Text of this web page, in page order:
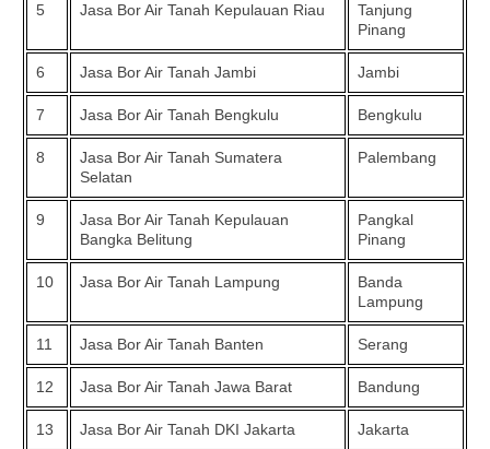
5 Jasa Bor Air Tanah Kepulauan Riau
Tanjung
Pinang
6 Jasa Bor Air Tanah Jambi Jambi
7 Jasa Bor Air Tanah Bengkulu Bengkulu
8
Jasa Bor Air Tanah Sumatera
Selatan
Palembang
9
Jasa Bor Air Tanah Kepulauan
Bangka Belitung
Pangkal
Pinang
10 Jasa Bor Air Tanah Lampung
Banda
Lampung
11 Jasa Bor Air Tanah Banten Serang
12 Jasa Bor Air Tanah Jawa Barat Bandung
13 Jasa Bor Air Tanah DKI Jakarta Jakarta